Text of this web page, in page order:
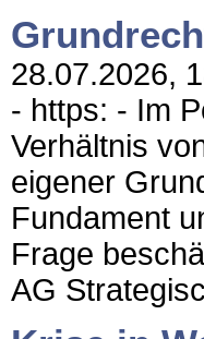
28.07.2026,
- https: - Im
Verhältnis
eigener
Fundament
Frage
AG